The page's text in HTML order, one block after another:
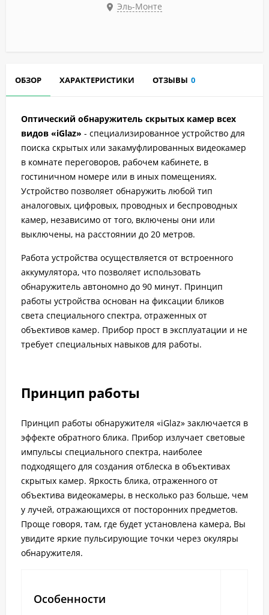
Эль-Монте
ОБЗОР ХАРАКТЕРИСТИКИ ОТЗЫВЫ 0
Оптический обнаружитель скрытых камер всех
видов «iGlaz» - специализированное устройство для
поиска скрытых или закамуфлированных видеокамер
в комнате переговоров, рабочем кабинете, в
гостиничном номере или в иных помещениях.
Устройство позволяет обнаружить любой тип
аналоговых, цифровых, проводных и беспроводных
камер, независимо от того, включены они или
выключены, на расстоянии до 20 метров.
Работа устройства осуществляется от встроенного
аккумулятора, что позволяет использовать
обнаружитель автономно до 90 минут. Принцип
работы устройства основан на фиксации бликов
света специального спектра, отраженных от
объективов камер. Прибор прост в эксплуатации и не
требует специальных навыков для работы.
Принцип работы
Принцип работы обнаружителя «iGlaz» заключается в
эффекте обратного блика. Прибор излучает световые
импульсы специального спектра, наиболее
подходящего для создания отблеска в объективах
скрытых камер. Яркость блика, отраженного от
объектива видеокамеры, в несколько раз больше, чем
у лучей, отражающихся от посторонних предметов.
Проще говоря, там, где будет установлена камера, Вы
увидите яркие пульсирующие точки через окуляры
обнаружителя.
Особенности